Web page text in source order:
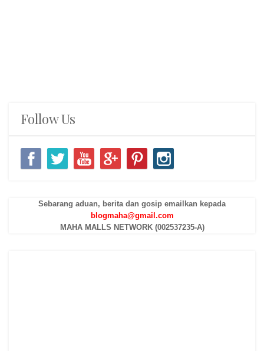
Follow Us
Sebarang aduan, berita dan gosip emailkan kepada
blogmaha@gmail.com
MAHA MALLS NETWORK (002537235-A)